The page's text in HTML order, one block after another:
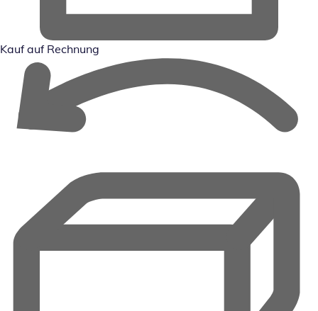
Kauf auf Rechnung